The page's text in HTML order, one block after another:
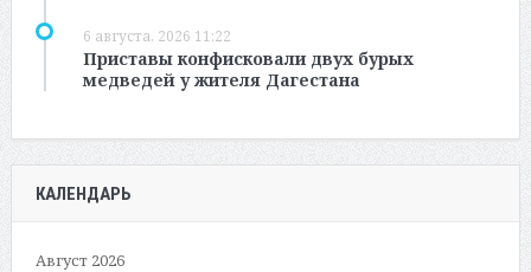
6 августа, 2026 11:22
Приставы конфисковали двух бурых
медведей у жителя Дагестана
КАЛЕНДАРЬ
Август 2026